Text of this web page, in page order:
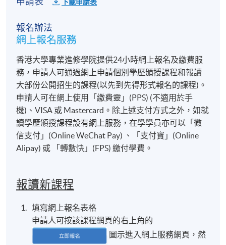
下載申請表
報名辦法
網上報名服務
香港大學專業進修學院提供24小時網上報名及繳費服
務，申請人可通過網上申請個別學歷頒授課程和報讀
大部份公開招生的課程(以先到先得形式報名的課程)。
申請人可在網上使用「繳費靈」(PPS) (不適用於手
機)、VISA 或 Mastercard。除上述支付方式之外，如就
讀學歷頒授課程設有網上服務，在學學員亦可以「微
信支付」(Online WeChat Pay) 、「支付寶」(Online
Alipay) 或 「轉數快」(FPS) 繳付學費。
報讀新課程
填寫網上報名表格
申請人可按該課程網頁的右上角的
圖示進入網上服務網頁，然